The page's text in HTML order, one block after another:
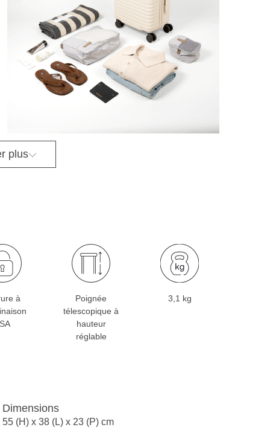
plus
à
Poignée
télescopique à
hauteur
réglable
3,1 kg
Dimensions
55 (H) x 38 (L) x 23 (P) cm